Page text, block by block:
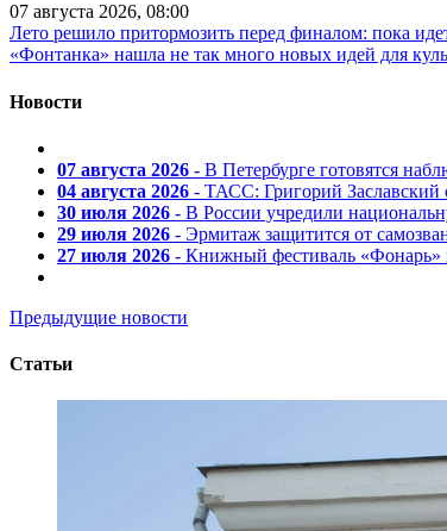
07 августа 2026, 08:00
Лето решило притормозить перед финалом: пока
«Фонтанка» нашла не так много новых идей для
Новости
07 августа 2026 - В Петербурге готовятся
04 августа 2026 - ТАСС: Григорий
30 июля 2026 - В России учредили
29 июля 2026 - Эрмитаж защитится от
27 июля 2026 - Книжный фестиваль «Фонарь»
Предыдущие новости
Статьи